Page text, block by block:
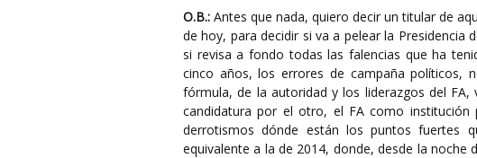
O.B.: Antes que nada, quiero decir un titular de
de hoy, para decidir si va a pelear la Presidencia
si revisa a fondo todas las falencias que ha
cinco años, los errores de campaña políticos,
fórmula, de la autoridad y los liderazgos del
candidatura por el otro, el FA como
derrotismos dónde están los puntos fuertes
equivalente a la de 2014, donde, desde la